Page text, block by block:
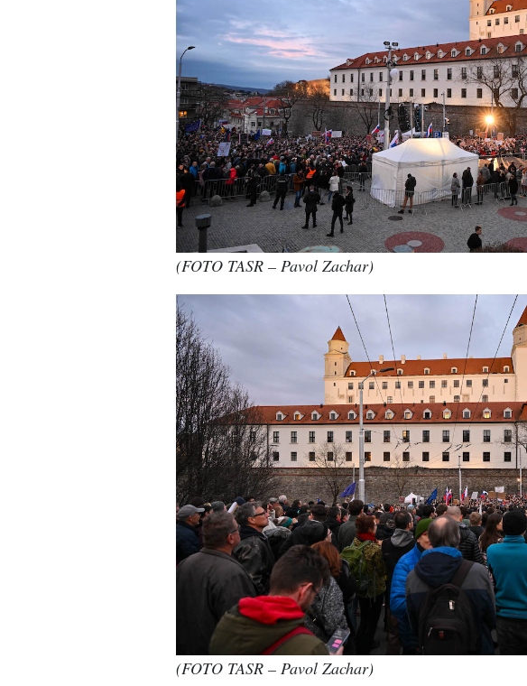
(FOTO TASR – Pavol Zachar)
(FOTO TASR – Pavol Zachar)